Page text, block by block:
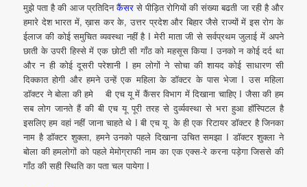
मुझे पता है की आज प्रतिदिनकैंसरसे पीड़ित रोगियों की संख्या बढती जा रही है और
हमारे देश भारत में, ख़ास कर के, उत्तर प्रदेश और बिहार जैसे राज्यों में इस रोग के
ईलाज की कोई समुचित व्यवस्था नहीं है I मेरी माता जी से सर्वप्रथम जुलाई में अपने
छाती के उपरी हिस्से में एक छोटी सी गाँठ को महसूस किया I उनको न कोई दर्द था
और न ही कोई दूसरी परेशानी I हम लोगों ने सोचा की शायद कोई साधारण सी
दिक्कात होगी और हमने उन्हें एक महिला के डॉक्टर के पास भेजा I उस महिला
डॉक्टर ने बोला की हमे बी एच यू में कैंसर विभाग में दिखाना चाहिए I जैसा की हम
सब लोग जानते हैं की बी एच यू पूरी तरह से दुर्व्यवस्था से भरा हुआ हॉस्पिटल है
इसलिए हम वहां नहीं जाना चाहते थे I बी एच यू के ही एक रिटायर डॉक्टर है जिनका
नाम है डॉक्टर शुक्ला, हमने उनको पहले दिखाना उचित समझा I डॉक्टर शुक्ला ने
बोला की हमलोगों को पहले मेमोग्राफी नाम का एक एक्स-रे करना पड़ेगा जिससे की
गाँठ की सही स्थिति का पता चल पायेगा I